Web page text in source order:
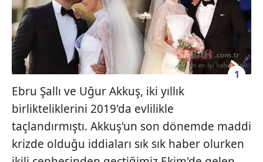
1
Ebru Şallı ve Uğur Akkuş, iki yıllık
birlikteliklerini 2019'da evlilikle
taçlandırmıştı. Akkuş'un son dönemde maddi
krizde olduğu iddiaları sık sık haber olurken